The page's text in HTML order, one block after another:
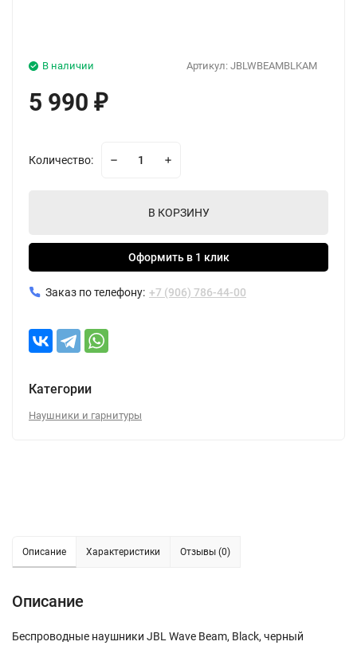
Артикул: JBLWBEAMBLKAM
В наличии
5 990 ₽
Количество:
В КОРЗИНУ
Оформить в 1 клик
Заказ по телефону: +7 (906) 786-44-00
Категории
Наушники и гарнитуры
Описание Характеристики Отзывы (0)
Описание
Беспроводные наушники JBL Wave Beam, Black, черный